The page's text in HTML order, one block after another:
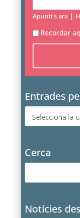
Apunti's ara |
Recordar
Entrades
per
Cerca
Notícies